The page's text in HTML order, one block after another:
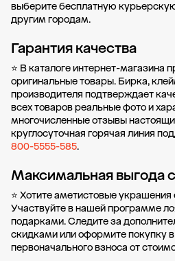
выберите бесплатную
другим городам.
Гарантия качества
⭐ В каталоге интернет-магазина
оригинальные товары. Бирка,
производителя подтверждает
всех товаров реальные фото и
многочисленные отзывы
круглосуточная горячая линия
800-5555-585.
Максимальная выгода
⭐ Хотите аметистовые
Участвуйте в нашейпрограмме
подарками. Следите за
скидкамиили оформитепокупку
первоначального взноса от